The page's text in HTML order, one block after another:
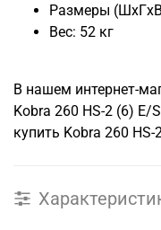
Размеры
Вес: 52 кг
В нашем интернет-
Kobra 260 HS-2 (6)
купить Kobra 260